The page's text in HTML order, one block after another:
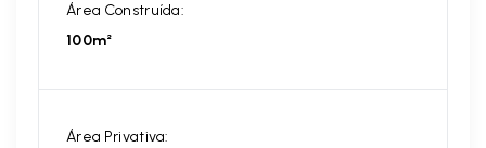
Área Construída:
100m²
Área Privativa: